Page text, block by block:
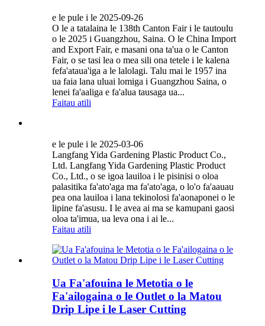
e le pule i le 2025-09-26
O le a tatalaina le 138th Canton Fair i le tautoulu
o le 2025 i Guangzhou, Saina. O le China Import
and Export Fair, e masani ona ta'ua o le Canton
Fair, o se tasi lea o mea sili ona tetele i le kalena
fefa'ataua'iga a le lalolagi. Talu mai le 1957 ina
ua faia lana uluai lomiga i Guangzhou Saina, o
lenei fa'aaliga e fa'alua tausaga ua...
Faitau atili
e le pule i le 2025-03-06
Langfang Yida Gardening Plastic Product Co.,
Ltd. Langfang Yida Gardening Plastic Product
Co., Ltd., o se igoa lauiloa i le pisinisi o oloa
palasitika fa'ato'aga ma fa'ato'aga, o lo'o fa'aauau
pea ona lauiloa i lana tekinolosi fa'aonaponei o le
lipine fa'asusu. I le avea ai ma se kamupani gaosi
oloa ta'imua, ua leva ona i ai le...
Faitau atili
Ua Fa'afouina le Metotia o le
Fa'ailogaina o le Outlet o la Matou
Drip Lipe i le Laser Cutting